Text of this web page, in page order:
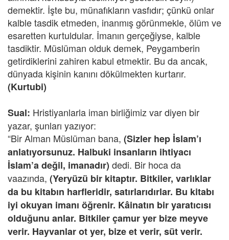
demektir. İşte bu, münafıkların vasfıdır; çünkü onlar
kalble tasdik etmeden, inanmış görünmekle, ölüm ve
esaretten kurtuldular. İmanın gerçeğiyse, kalble
tasdiktir. Müslüman olduk demek, Peygamberin
getirdiklerini zahiren kabul etmektir. Bu da ancak,
dünyada kişinin kanını dökülmekten kurtarır.
(Kurtubi)
Sual: Hristiyanlarla iman birliğimiz var diyen bir
yazar, şunları yazıyor:
“Bir Alman Müslüman bana, (Sizler hep İslam’ı
anlatıyorsunuz. Halbuki insanların ihtiyacı
İslam’a değil, imanadır) dedi. Bir hoca da
vaazında, (Yeryüzü bir kitaptır. Bitkiler, varlıklar
da bu kitabın harfleridir, satırlarıdırlar. Bu kitabı
iyi okuyan imanı öğrenir. Kâinatın bir yaratıcısı
olduğunu anlar. Bitkiler çamur yer bize meyve
verir. Hayvanlar ot yer, bize et verir, süt verir.